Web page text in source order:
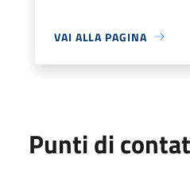
VAI ALLA PAGINA
Punti di